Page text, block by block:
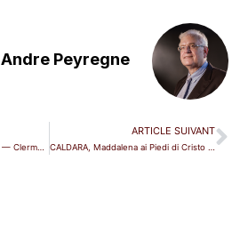
Andre Peyregne
ARTICLE SUIVANT